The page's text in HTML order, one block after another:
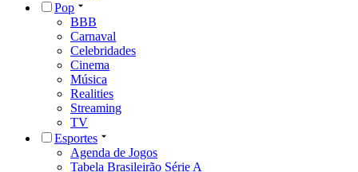
Pop
BBB
Carnaval
Celebridades
Cinema
Música
Realities
Streaming
TV
Esportes
Agenda de Jogos
Tabela Brasileirão Série A